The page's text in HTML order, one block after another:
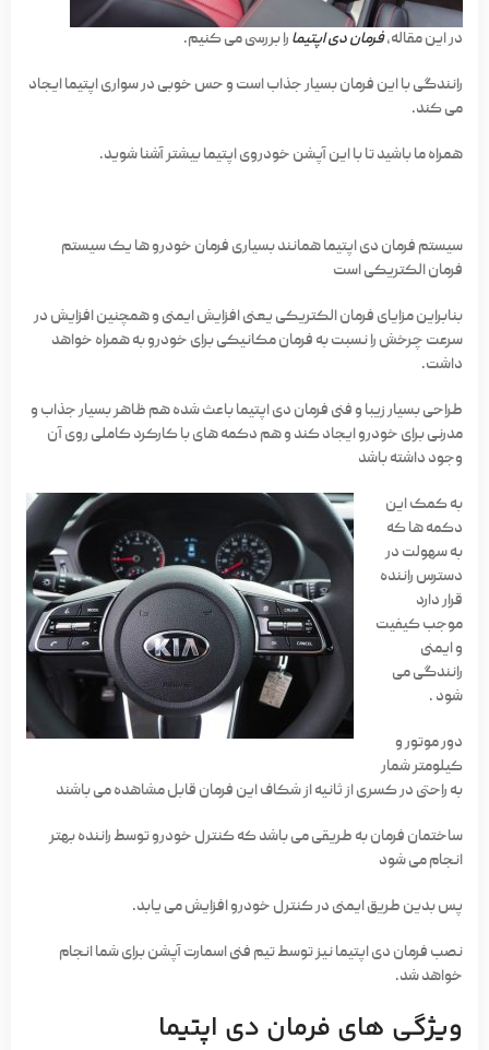
در این مقاله،فرمان دی اپتیما را بررسی می کنیم.
رانندگی با این فرمان بسیار جذاب است و حس خوبی در سواری اپتیما ایجاد
می کند.
همراه ما باشید تا با این آپشن خودروی اپتیما بیشتر آشنا شوید.
سیستم فرمان دی اپتیما همانند بسیاری فرمان خودرو ها یک سیستم
فرمان الکتریکی است
بنابراین مزایای فرمان الکتریکی یعنی افزایش ایمنی و همچنین افزایش در
سرعت چرخش را نسبت به فرمان مکانیکی برای خودرو به همراه خواهد
داشت.
طراحی بسیار زیبا و فنی فرمان دی اپتیما باعث شده هم ظاهر بسیار جذاب و
مدرنی برای خودرو ایجاد کند و هم دکمه های با کارکرد کاملی روی آن
وجود داشته باشد
به کمک این
دکمه ها که
به سهولت در
دسترس راننده
قرار دارد
موجب کیفیت
و ایمنی
رانندگی می
شود .
دور موتور و
کیلومتر شمار
به راحتی در کسری از ثانیه از شکاف این فرمان قابل مشاهده می باشند
ساختمان فرمان به طریقی می باشد که کنترل خودرو توسط راننده بهتر
انجام می شود
پس بدین طریق ایمنی در کنترل خودرو افزایش می یابد.
نصب فرمان دی اپتیما نیز توسط تیم فنی اسمارت آپشن برای شما انجام
خواهد شد.
ویژگی های فرمان دی اپتیما